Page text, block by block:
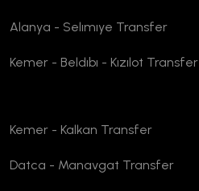
Alanya - Selımıye Transfer
Kemer - Beldıbı - Kızılot Transfer
Kemer - Kalkan Transfer
Datca - Manavgat Transfer